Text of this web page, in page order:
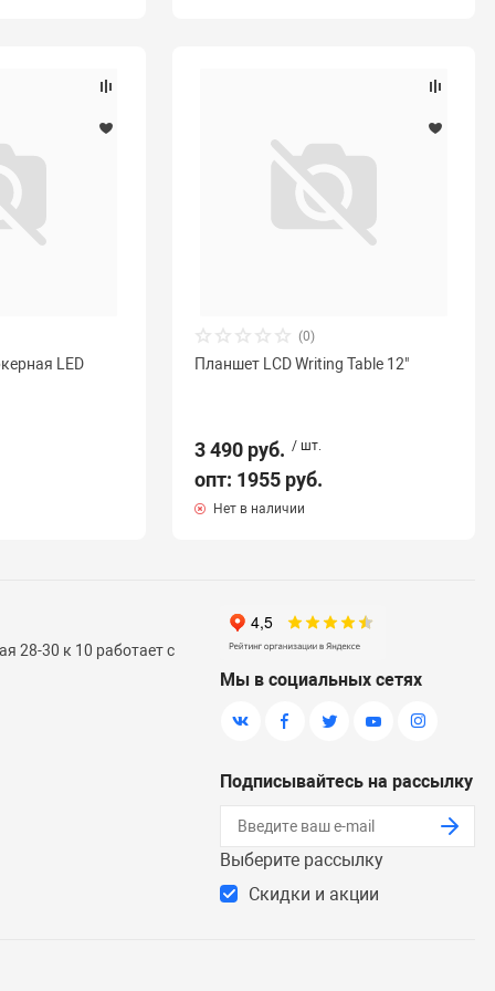
LED
(0)
Планшет LCD Writing Table 12"
3 490 руб. / шт.
опт: 1955 руб.
Нет в наличии
28-30 к 10 работает с
Мы в социальных сетях
Подписывайтесь на рассылку
Выберите рассылку
Скидки и акции